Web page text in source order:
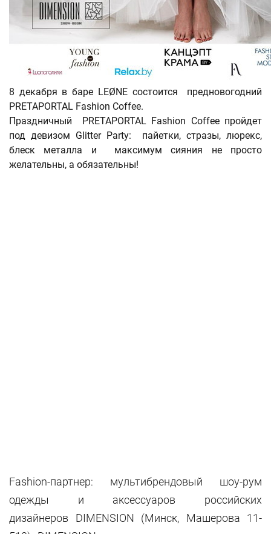
8 декабря в баре LEØNE состоится предновогодний
PRETAPORTAL Fashion Coffee.
Праздничный PRETAPORTAL Fashion Coffee пройдет
под девизом Glitter Party: пайетки, стразы, люрекс,
блеск металла и максимум сияния не просто
желательны, а обязательны!
Fashion-партнер: мультибрендовый шоу-рум
одежды и аксессуаров российских
дизайнеров DIMENSION (Минск, Машерова 11-